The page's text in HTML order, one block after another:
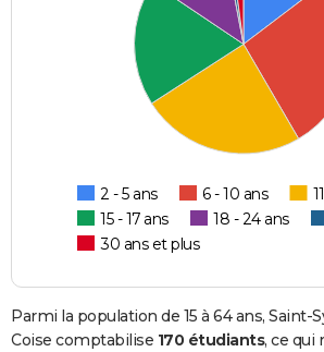
2 - 5 ans 6 - 10 ans
15 - 17 ans
18 - 24 ans
30 ans et plus
Parmi la population de 15 à 64 ans,
Coise comptabilise 170 étudiants, ce qui